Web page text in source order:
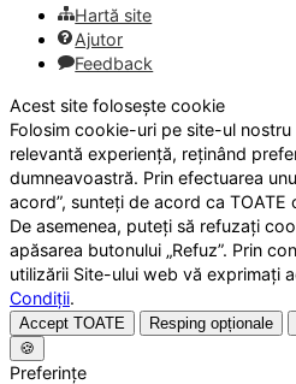
Hartă site
Ajutor
Feedback
Acest site folosește cookie
Folosim cookie-uri pe site-ul
relevantă experiență, reținând
dumneavoastră. Prin efectuarea
acord”, sunteți de acord ca
De asemenea, puteți să refuzați
apăsarea butonului „Refuz”. Prin
utilizării Site-ului web vă exprimați
Condiții.
Accept TOATE Resping opționale
🍪
Preferințe